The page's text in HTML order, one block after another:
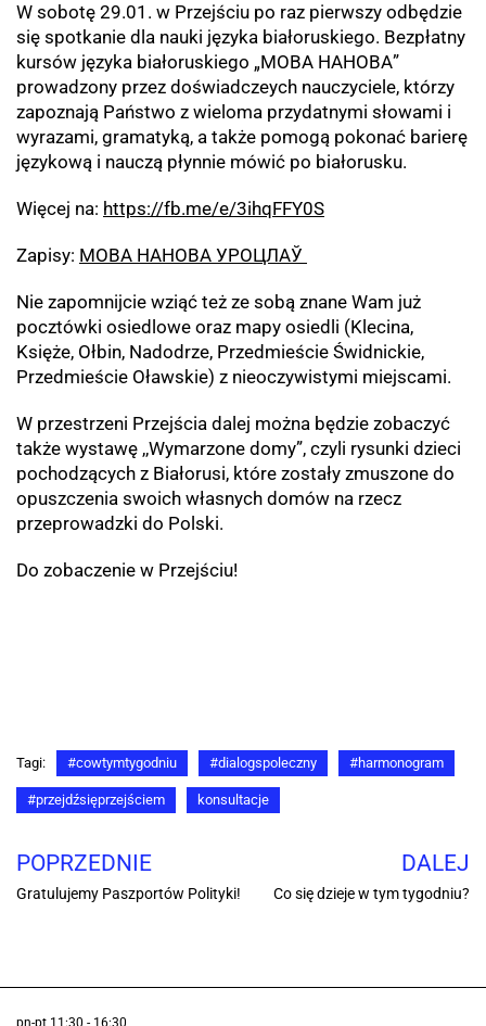
W sobotę 29.01. w Przejściu po raz pierwszy odbędzie
się spotkanie dla nauki języka białoruskiego. Bezpłatny
kursów języka białoruskiego „МОВА НАНОВА”
prowadzony przez doświadczeych nauczyciele, którzy
zapoznają Państwo z wieloma przydatnymi słowami i
wyrazami, gramatyką, a także pomogą pokonać barierę
językową i nauczą płynnie mówić po białorusku.
Więcej na: https://fb.me/e/3ihqFFY0S
Zapisy: МОВА НАНОВА УРОЦЛАЎ
Nie zapomnijcie wziąć też ze sobą znane Wam już
pocztówki osiedlowe oraz mapy osiedli (Klecina,
Księże, Ołbin, Nadodrze, Przedmieście Świdnickie,
Przedmieście Oławskie) z nieoczywistymi miejscami.
W przestrzeni Przejścia dalej można będzie zobaczyć
także wystawę ,,Wymarzone domy”, czyli rysunki dzieci
pochodzących z Białorusi, które zostały zmuszone do
opuszczenia swoich własnych domów na rzecz
przeprowadzki do Polski.
Do zobaczenie w Przejściu!
Tagi: #cowtymtygodniu #dialogspoleczny #harmonogram
#przejdźsięprzejściem konsultacje
POPRZEDNIE
Gratulujemy Paszportów Polityki!
DALEJ
Co się dzieje w tym tygodniu?